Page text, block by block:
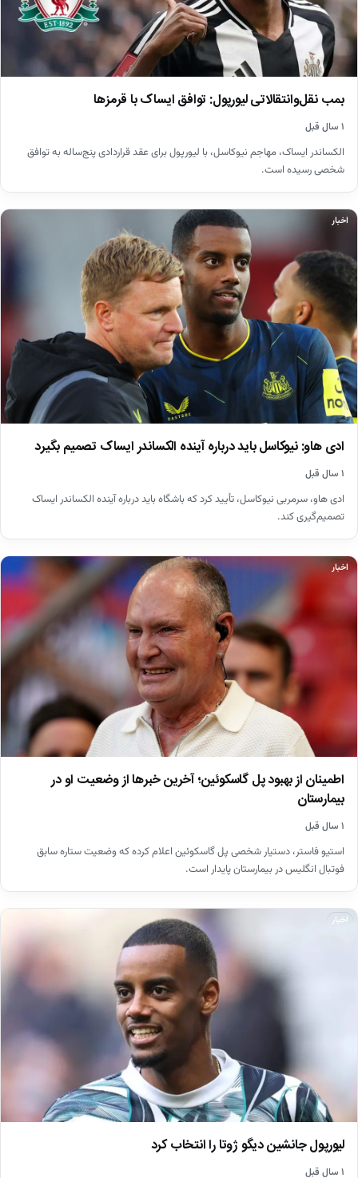
بمب نقل‌وانتقالاتی لیورپول: توافق ایساک با قرمزها
۱ سال قبل
الکساندر ایساک، مهاجم نیوکاسل، با لیورپول برای عقد قراردادی پنج‌ساله به توافق
شخصی رسیده است.
اخبار
ادی هاو: نیوکاسل باید درباره آینده الکساندر ایساک تصمیم بگیرد
۱ سال قبل
ادی هاو، سرمربی نیوکاسل، تأیید کرد که باشگاه باید درباره آینده الکساندر ایساک
تصمیم‌گیری کند.
اخبار
اطمینان از بهبود پل گاسکوئین؛ آخرین خبرها از وضعیت او در
بیمارستان
۱ سال قبل
استیو فاستر، دستیار شخصی پل گاسکوئین اعلام کرده که وضعیت ستاره سابق
فوتبال انگلیس در بیمارستان پایدار است.
اخبار
لیورپول جانشین دیگو ژوتا را انتخاب کرد
۱ سال قبل